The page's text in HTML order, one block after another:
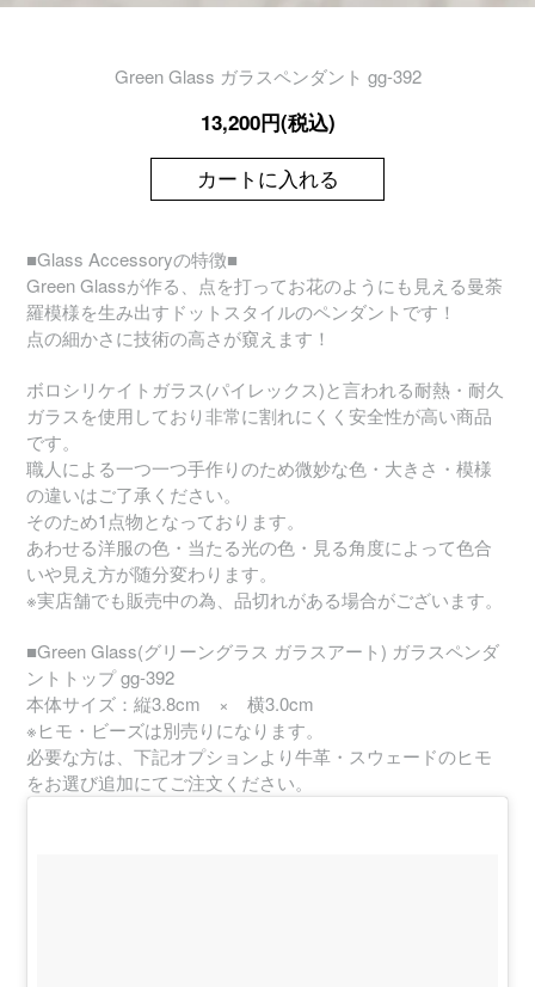
Green Glass ガラスペンダント gg-392
13,200円(税込)
カートに入れる
■Glass Accessoryの特徴■
Green Glassが作る、点を打ってお花のようにも見える曼荼
羅模様を生み出すドットスタイルのペンダントです！
点の細かさに技術の高さが窺えます！
ボロシリケイトガラス(パイレックス)と言われる耐熱・耐久
ガラスを使用しており非常に割れにくく安全性が高い商品
です。
職人による一つ一つ手作りのため微妙な色・大きさ・模様
の違いはご了承ください。
そのため1点物となっております。
あわせる洋服の色・当たる光の色・見る角度によって色合
いや見え方が随分変わります。
※実店舗でも販売中の為、品切れがある場合がございます。
■Green Glass(グリーングラス ガラスアート) ガラスペンダ
ントトップ gg-392
本体サイズ：縦3.8cm × 横3.0cm
※ヒモ・ビーズは別売りになります。
必要な方は、下記オプションより牛革・スウェードのヒモ
をお選び追加にてご注文ください。